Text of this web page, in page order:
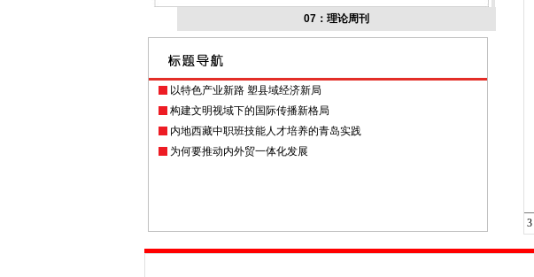
07：理论周刊
以特色产业新路 塑县域经济新局
构建文明视域下的国际传播新格局
内地西藏中职班技能人才培养的青岛实践
为何要推动内外贸一体化发展
3